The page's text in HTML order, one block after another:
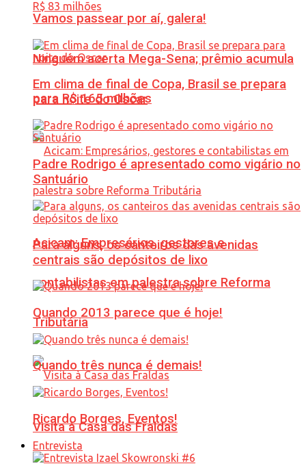
Ninguém acerta Mega-Sena; prêmio acumula
para R$ 165 milhões
Acicam: Empresários, gestores e
contabilistas em palestra sobre Reforma
Tributária
Visita à Casa das Fraldas
Vamos passear por aí, galera!
Em clima de final de Copa, Brasil se prepara
para noite do Oscar
Padre Rodrigo é apresentado como vigário no
Santuário
Para alguns, os canteiros das avenidas
centrais são depósitos de lixo
Quando 2013 parece que é hoje!
Quando três nunca é demais!
Ricardo Borges, Eventos!
Entrevista